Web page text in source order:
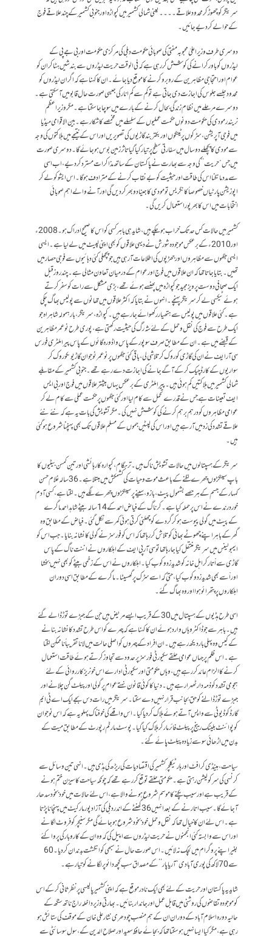
سرینگر کو چھوڑ کر محدود علاقے۔۔۔۔یعنی شمالی کشمیر میں کپواڑہ اور جنوبی کشمیر کے چند علاقے فوج
کے حوالے کر دیے جائیں۔
دوسری طرف وزیر اعلیٰ محبوبہ مفتی کی صوبائی حکومت دہلی کی مرکزی حکومت اور بی جے پی کے
لیڈروں کو باور کرانے کی کوشش کر رہی ہے کہ فی الوقت حریت لیڈروں سے بندشیں ہٹا کر ان کو
عوام اور احتجاجی مظاہرین کے رو برو کرنے کا موقع دیا جائے۔ ا ن کا کہنا ہے کہ اگر ان لیڈروں کو
محدود جلسے جلوس کی اجازت دی جاتی ہے تو کم سے کم انارکی جیسی صورت حال قابو میں آ سکتی ہے۔
دوسرے مرحلے میں نظام زندگی بحال کرنے کے بارے میں سوچا جا سکتا ہے۔ مگر وزیر اعظم
نریندر مودی کی حکومت دونوں حکمت عملیوں کے سلسلے میں مخمصے کا شکار ہے۔ بین الاقوامی میڈیا
میں فوجی آپریشن، سڑکوں پر ٹینکوں اور بکتر بند گاڑیوں کی تصویریں اور اس کے نتیجے میں ہلاکتوں کی وجہ
سے مودی کا پچھلے دوسال میں سفارتی سطح پر تیار کیا گیا تاثر زمین بوس ہو جائے گا۔ دوسری صورت
میں جس ”حریت‘‘ کی وجہ سے بھارت نے پاکستان کے ساتھ مذاکرات مسترد کردیے، اب اسی
سے مدد مانگنا اس کی طاقت اور حیثیت کو بے نقاب کرنے کے مترادف ہوگا۔ اس ایشو کو لے کر
اپوزیشن پارٹیاں خصوصاً کانگریس تو مودی کا جینا دوبھر کردیں گی اور آنے والے اہم صوبائی
انتخابات میں اس کا بھر پور استعمال کریں گی۔
کشمیر میں حالات کس حد تک خراب ہوچکے ہیں، شاید ہی باہر کسی کو اس کا صحیح ادراک ہو۔ 2008ء
اور 2010 ء کے برعکس موجودہ شورش نے دیہی علاقوں کو بھی اپنی لپیٹ میں لے لیا ہے۔ ایسی
ایسی جگہوں سے مظاہروں اور جھڑپوں کی اطلاعات آرہی ہیں جو پچھلی کئی دہائیوں سے فوجی حصار میں
تھیں۔ بتایا جاتا تھا کہ ان علاقوں میں فوج اور عوام کے درمیان تعاون مثالی ہے۔ چند روز قبل
ایک صحافی دوست پرویز مجید جو کپواڑہ میں پھنسے ہوئے تھے، بڑی مشکل سے رات کو سفر کرتے
ہوئے ٹیکسی لے کر سرینگر پہنچے۔ انہوں نے بتایا کہ اکثر علاقوں میں تھانوں سے پولیس بھاگ چکی
ہے۔ کئی علاقوں میں پولیس سے ہتھیار رکھوائے جارہے ہیں۔ کپواڑہ ، سرینگر، بارہمولہ شاہراہ جو
ایک طر ح سے فوج کی نقل و حمل کے لئے شہ رگ کی حیثیت رکھتی ہے، پوری طرح نوعمر مظاہرین
کے قبضے میں ہے۔ ان کے مطابق صرف سوپور کے پاس واڈورہ گائوں کے پاس پیرا ملٹری فورس
سی آر ایف نے ان کی گاڑی کو روک کر تلاشی لی، باقی کئی جگہوں پر نوعمر نوجوان گاڑیوںکو روک کر
سواریوں کے کارڈ چیک کرکے آگے جانے کی اجازت دے رہے تھے۔ جنوبی کشمیر کے مقابلے
شمالی کشمیر میں ہلاکتیں کم ہوئی ہیں۔ پیرا ملٹری کے برعکس یہاں بیشتر علاقوں میں فوج اور بی ایس
ایف تعینات ہے جس نے قدرے تحمل سے کام لیا اورکئی جگہوں پر حکمت عملی سے کام لے کر
عوامی مظاہروں کو درہم برہم کرنے کی کوشش نہیں کی۔ مگر تشویش کی بات یہ ہے کہ نئے نئے
علاقے تشدد کی زد میں آ رہے ہیں اور اس کی لپٹیں جموں کے مسلم علاقوں تک بھی پہنچنا شروع ہوگئی
ہیں۔
سرینگر کے ہسپتالوں میں حالات تشویش ناک ہیں۔ ترہگام، کپوارہ کا رہائشی اور تین کمسن بیٹیوں کا
باپ سینکڑوں چھرے لگنے کے باعث موت و حیات کی کشمکش میں مبتلا ہے۔ 36 سالہ غلام حسن
کمہارکے جسم کے ہر حصے بشمول پیٹ، بازو، سینے پر سینکڑوں چھرے لگے ہیں۔ لگتا ہے، کسی آدم
خور درندے نے اس پر حملہ کیا ہے۔ کرناگ کے فیاض احمد کے 14 سالہ بیٹے شاہد احمد ماگرے
کے پیٹ میں گولی پیوست ہو کر گردے کو چھلنی کرتی ہوئی کمر سے نکل گئی۔ فیاض کے مطابق وہ
گھرکے باہر اپنے چھوٹے بھائی کو تلاش کر رہا تھا کہ اس کو فورسز نے گولی کا نشانہ بنایا۔ جب اس کو
ایمبولینس میں سرینگر منتقل کیا جا رہا تھا تو سی آر پی ایف کے اہلکاروں نے اننت ناگ کے پاس
گاڑی سے اْتارکر اہل خانہ کو شدید زد وکوب کیا۔ اہلکاروں نے اس کے زخمی بیٹے کو بھی نہیں بخشا
اور اْسے بھی شدید زدوکوب کیا، حتی کہ اسے سڑک پر گھسیٹا۔ ماگرے کے مطابق اسی دوران
اہلکاروں پر پتھرائو ہوا اور وہ بھاگ گئے۔
اسی طرح ہڈیوں کے ہسپتال میں 30 کے قریب ایسے مریض ہیں جن کے جبڑے توڑ ڈالے گئے
ہیں۔ باہر سے جو ڈاکٹر وہاں وارد ہوئے ان کا کہنا ہے کہ چہرے کو اس طرح تشدد کا نشانہ بنانے
کے کیس وہ پہلی بار دیکھ رہے ہیں۔ ان افراد کے چہروں کو اصلی حالت میں لانا تقریباً ناممکن لگتا
ہے۔ اس ظلم پر جہاں عوامی حلقے سکیورٹی فورسز پر حدود سے تجاوز کرتے ہوئے طاقت استعمال
کرنے کا الزام عائد کر رہے ہیں، وہاں حکومتی اور سکیورٹی ادارے اس خونریزکارروائی کے لئے
ہجومی تشدد کو ذمہ دار ٹھہرا رہے ہیں۔ دنیا کا کوئی قانون نہتے عوام پر گولی اور پیلٹ گن چلانے اور
جبڑے توڑ ڈالنے کو حق بجانب قرار نہیں دے سکتا۔ سرینگر میں رات دس بجے ایک اے ٹی ایم
گارڈ کو ڈیوٹی سے واپس آتے ہوئے ہلاک کر دیا گیا۔ اس واقعے کی خوفناک پہلو یہ ہے کہ اس نوجوان
کو پوائنٹ بلینک رینج پر پیلٹ فائر مار کر ہلاک کیا گیا۔ پوسٹ مارٹم رپورٹ کے مطابق میت کے
بدن میں اڑھائی سو سے زیادہ پیلٹ پائے گئے۔
سیاحت، ہینڈی کرافٹ اور ہارٹیکلچر کشمیر کی اقتصادیات کی ریڑھ کی ہڈی ہیں۔ انہی تین وسائل سے
کرنسی کی سرکولیشن رہتی ہے۔ حکومتی حلقے توقع کر رہے تھے کہ چونکہ سیاحت کا سیزن ختم ہونے
کے قریب ہے اور سیب پکنے کا موسم شروع ہونے والا ہے، اس لئے حالات میں خود بخود سدھار
آ جائے گا۔ سیب اتارنے کے بعد انہیں 36 گھنٹے کے اندر دہلی کی آزاد پور مارکیٹ میں پہنچانا پڑتا
ہے۔ اس لئے ان کا خیال تھا کہ نقل و حمل خود بخود شروع ہو جائے گی مگر سنیچر کو فروٹ اگانے
اور اس سے وابستہ کئی انجمنوں نے حریت لیڈروں سے اپیل کی کہ وہ ان کے کار و بار کی پروا کئے
بغیر اپنے پروگرام میں لچک نہ لائیں۔اس صورت حال نے سبھی کو انگشت بدندان کردیا۔ 60
سے 70 لاکھ کی پوری آبادی ”آر یا پار‘‘ کے مصداق سب کچھ دائو پر لگانے کو تیار ہے۔
شاید یہ پاکستان اور حریت کے لئے بھی ایک نادر موقع ہے کہ اپنی کشمیر پالیسی پر نظر ثانی کرکے اس
کو موجودہ تقاضوں کی روشنی میں قابل عمل اور جاندار بنائیں۔ بھارتی وزیر داخلہ راج ناتھ سنگھ کے
حالیہ دورہ اسلام آباد کے دوران ان کے ہم منصب چودھری نثار علی خان کے موقف کی ستائش ہو
رہی ہے، مگر کیا ایسا نہیں ہوسکتا تھا کہ بجائے حافظ سعید اور صلاح الدین کے، سول سوسائٹی سے